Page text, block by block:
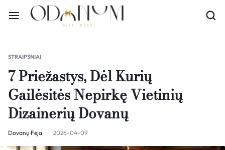
STRAIPSNIAI
7 Priežastys, Dėl Kurių
Gailėsitės Nepirkę Vietinių
Dizainerių Dovanų
Dovanų Fėja 2026-04-09